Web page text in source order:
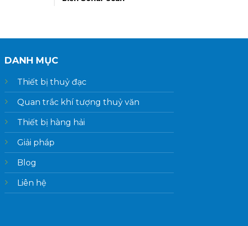
DANH MỤC
Thiết bị thuỷ đạc
Quan trắc khí tượng thuỷ văn
Thiết bị hàng hải
Giải pháp
Blog
Liên hệ